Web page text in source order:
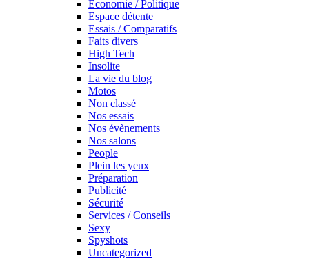
Economie / Politique
Espace détente
Essais / Comparatifs
Faits divers
High Tech
Insolite
La vie du blog
Motos
Non classé
Nos essais
Nos évènements
Nos salons
People
Plein les yeux
Préparation
Publicité
Sécurité
Services / Conseils
Sexy
Spyshots
Uncategorized